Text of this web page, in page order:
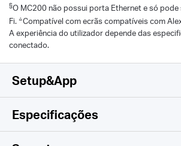
§O MC200 não possui porta Ethernet e só
Fi. △Compatível com ecrãs compatíveis com
A experiência do utilizador depende das
conectado.
Setup&App
Simples e
Especificações